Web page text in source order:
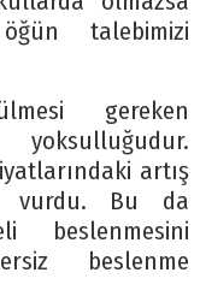
talebimizi
gereken
artış
vurdu. Bu da
beslenmesini
beslenme